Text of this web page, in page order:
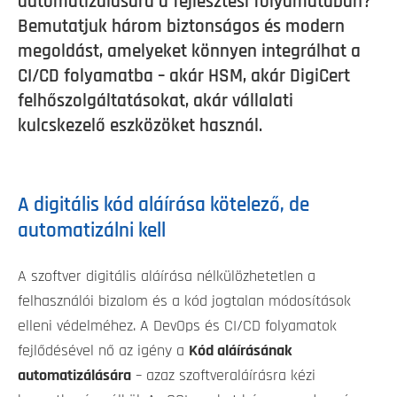
Bemutatjuk három biztonságos és modern
megoldást, amelyeket könnyen integrálhat a
CI/CD folyamatba – akár HSM, akár DigiCert
felhőszolgáltatásokat, akár vállalati
kulcskezelő eszközöket használ.
A digitális kód aláírása kötelező, de
automatizálni kell
A szoftver digitális aláírása nélkülözhetetlen a
felhasználói bizalom és a kód jogtalan módosítások
elleni védelméhez. A DevOps és CI/CD folyamatok
fejlődésével nő az igény a Kód aláírásának
automatizálására – azaz szoftveraláírásra kézi